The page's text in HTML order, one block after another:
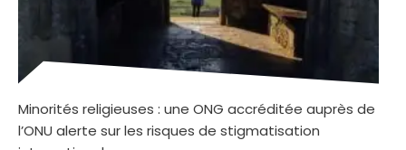
Minorités religieuses : une ONG accréditée auprès de
l’ONU alerte sur les risques de stigmatisation